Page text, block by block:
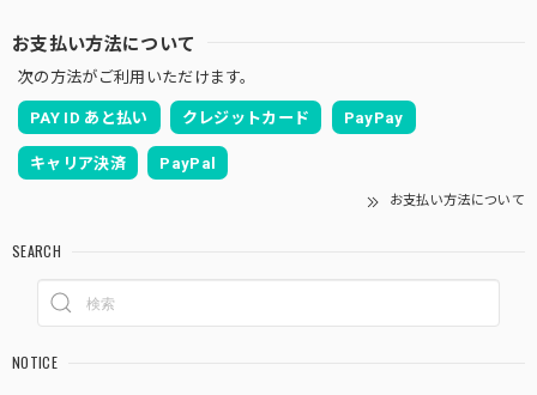
お支払い方法について
次の方法がご利用いただけます。
PAY ID あと払い クレジットカード PayPay
キャリア決済 PayPal
お支払い方法について
SEARCH
NOTICE